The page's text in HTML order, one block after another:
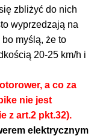
zbliżyć do nich
wyprzedzają na
myślą, że to
20-25 km/h i
a co za
nie jest
z art.2 pkt.32).
elektrycznym